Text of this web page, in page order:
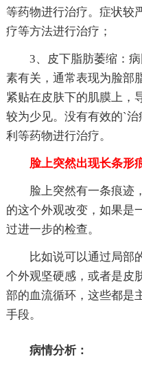
等药物进行治疗。症状较
疗等方法进行治疗；
3、皮下脂肪萎缩：
素有关，通常表现为脸部
紧贴在皮肤下的肌膜上，
较为少见。没有有效的`
利等药物进行治疗。
脸上突然出现长条形
脸上突然有一条痕迹
的这个外观改变，如果是
过进一步的检查。
比如说可以通过局部
个外观坚硬感，或者是皮
部的血流循环，这些都是
手段。
病情分析：